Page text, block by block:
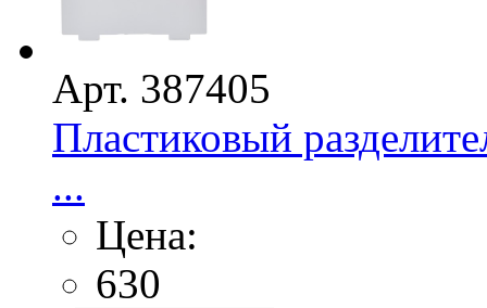
Арт. 387405
Пластиковый
...
Цена:
630